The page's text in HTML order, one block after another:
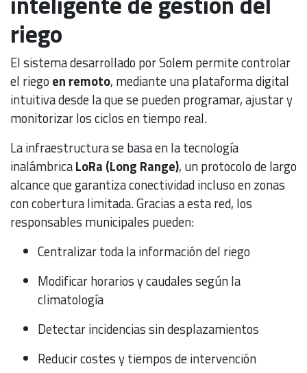
riego
El sistema desarrollado por Solem permite controlar
el riego en remoto, mediante una plataforma digital
intuitiva desde la que se pueden programar, ajustar y
monitorizar los ciclos en tiempo real.
La infraestructura se basa en la tecnología
inalámbricaLoRa (Long Range), un protocolo de largo
alcance que garantiza conectividad incluso en zonas
con cobertura limitada. Gracias a esta red, los
responsables municipales pueden:
Centralizar toda la información del riego
Modificar horarios y caudales según la
climatología
Detectar incidencias sin desplazamientos
Reducir costes y tiempos de intervención